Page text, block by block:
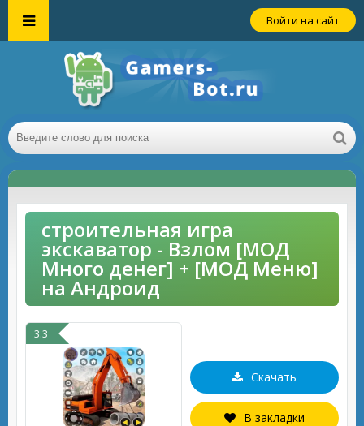
Войти на сайт
строительная игра
экскаватор - Взлом [МОД
Много денег] + [МОД Меню]
на Андроид
3.3
Скачать
В закладки